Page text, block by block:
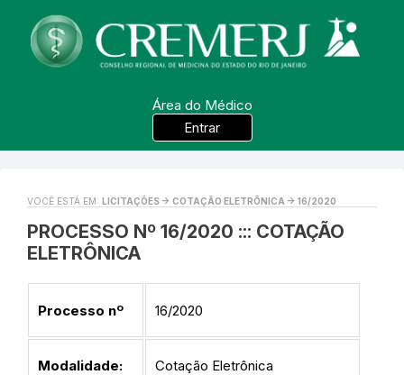
Área do Médico
Entrar
VOCÊ ESTÁ EM: LICITAÇÕES -> COTAÇÃO ELETRÔNICA -> 16/2020
PROCESSO Nº 16/2020 ::: COTAÇÃO
ELETRÔNICA
Processo nº 16/2020
Modalidade: Cotação Eletrônica